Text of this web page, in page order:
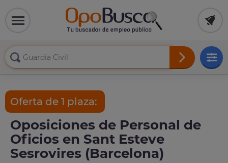
Oferta de 1 plaza:
Oposiciones de Personal de
Oficios en Sant Esteve
Sesrovires (Barcelona)